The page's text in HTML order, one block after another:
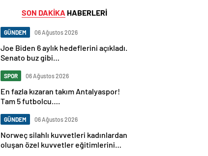
SON DAKİKA HABERLERİ
GÜNDEM 06 Ağustos 2026
Joe Biden 6 aylık hedeflerini açıkladı.
Senato buz gibi…
SPOR 06 Ağustos 2026
En fazla kızaran takım Antalyaspor!
Tam 5 futbolcu….
GÜNDEM 06 Ağustos 2026
Norweç silahlı kuvvetleri kadınlardan
oluşan özel kuvvetler eğitimlerini